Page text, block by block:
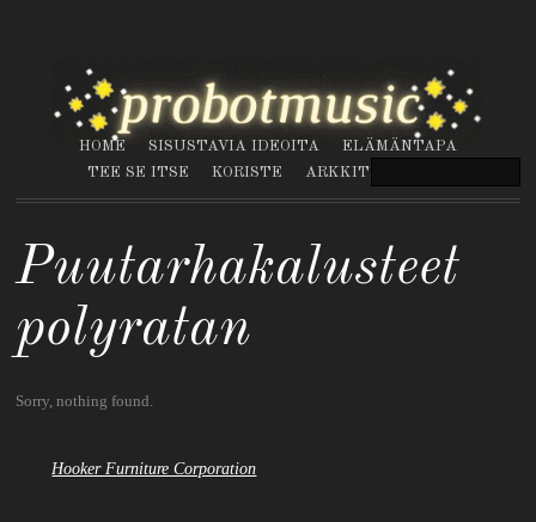
HOME SISUSTAVIA IDEOITA
ELÄMÄNTAPA
TEE SE ITSE
KORISTE ARKKITEHTUURI
Puutarhakalusteet
polyratan
Sorry, nothing found.
Hooker Furniture Corporation